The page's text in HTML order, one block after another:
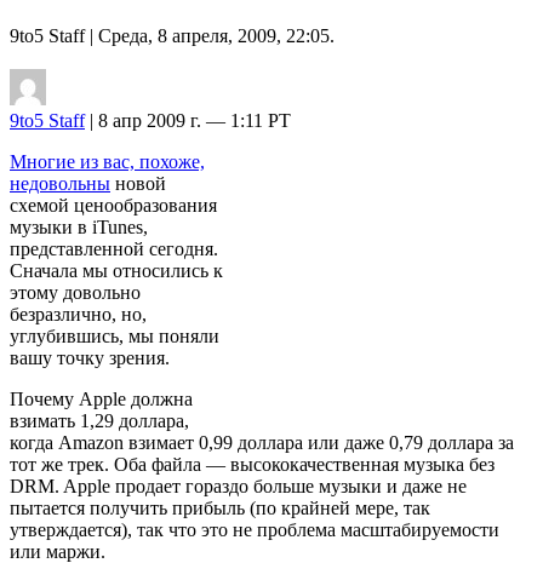
9to5 Staff| Среда, 8 апреля, 2009, 22:05.
9to5 Staff| 8 апр 2009 г. — 1:11 PT
Многие из вас, похоже,
недовольны новой
схемой ценообразования
музыки в iTunes,
представленной сегодня.
Сначала мы относились к
этому довольно
безразлично, но,
углубившись, мы поняли
вашу точку зрения.
Почему Apple должна
взимать 1,29 доллара,
когда Amazon взимает 0,99 доллара или даже 0,79 доллара за
тот же трек. Оба файла — высококачественная музыка без
DRM. Apple продает гораздо больше музыки и даже не
пытается получить прибыль (по крайней мере, так
утверждается), так что это не проблема масштабируемости
или маржи.